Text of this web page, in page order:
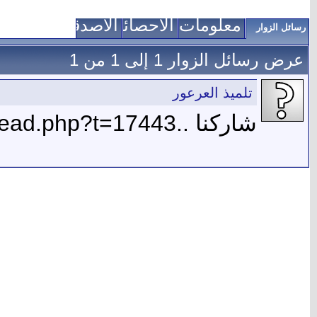
رسائل الزوار معلومات عنيالاحصائياتالأصدقاء
عرض رسائل الزوار 1 إلى
1من1
تلميذ العرعور
شاركنا ..http://www.ansarsunna.com/vb/showthread.php?t=17443